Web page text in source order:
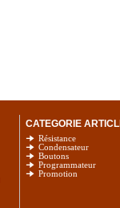
CATEGORIE
Résistance
Condensateur
Boutons
Programmateur
Promotion